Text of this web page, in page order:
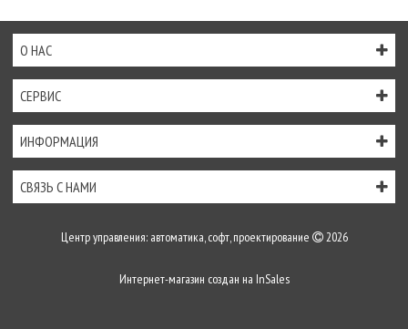
О НАС
СЕРВИС
ИНФОРМАЦИЯ
СВЯЗЬ С НАМИ
Центр управления: автоматика, софт, проектирование 2026
Интернет-магазин создан на InSales